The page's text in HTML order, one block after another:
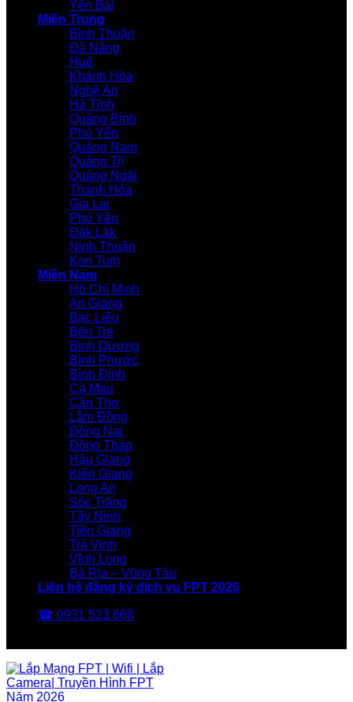
Yên Bái
Miền Trung
Bình Thuận
Đà Nẵng
Huế
Khánh Hòa
Nghệ An
Hà Tĩnh
Quảng Bình
Phú Yên
Quảng Nam
Quảng Trị
Quảng Ngãi
Thanh Hóa
Gia Lai
Phú Yên
Đăk Lăk
Ninh Thuận
Kon Tum
Miền Nam
Hồ Chí Minh
An Giang
Bạc Liêu
Bến Tre
Bình Dương
Bình Phước
Bình Định
Cà Mau
Cần Thơ
Lâm Đồng
Đồng Nai
Đồng Tháp
Hậu Giang
Kiên Giang
Long An
Sóc Trăng
Tây Ninh
Tiền Giang
Trà Vinh
Vĩnh Long
Bà Rịa – Vũng Tàu
Liên hệ đăng ký dịch vụ FPT 2026
☎ 0931 523 668